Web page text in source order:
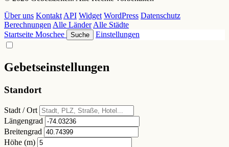
Über uns Kontakt API Widget WordPress Datenschutz
Berechnungen Alle Länder Alle Städte
Startseite Moschee Suche Einstellungen
Gebetseinstellungen
Standort
Stadt / Ort
Längengrad
Breitengrad
Höhe (m)